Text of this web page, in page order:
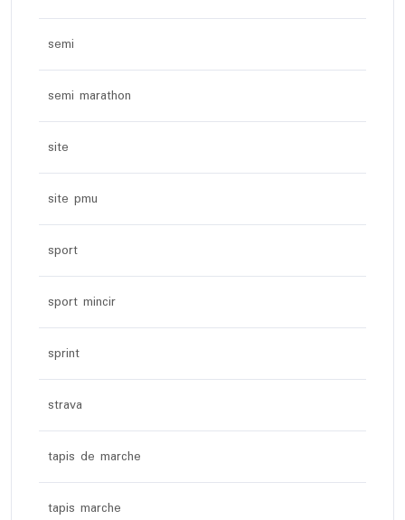
semi
semi marathon
site
site pmu
sport
sport mincir
sprint
strava
tapis de marche
tapis marche